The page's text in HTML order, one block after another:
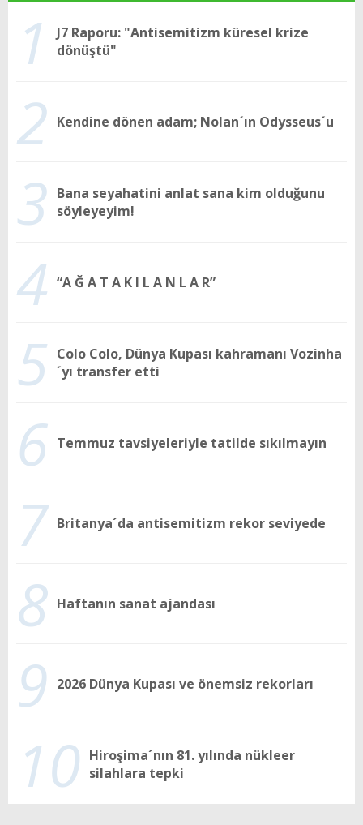
1
J7 Raporu: "Antisemitizm küresel krize
dönüştü"
2 Kendine dönen adam; Nolan´ın Odysseus´u
3 Bana seyahatini anlat sana kim olduğunu
söyleyeyim!
4 “A Ğ A T A K I L A N L A R”
5 Colo Colo, Dünya Kupası kahramanı Vozinha
´yı transfer etti
6 Temmuz tavsiyeleriyle tatilde sıkılmayın
7 Britanya´da antisemitizm rekor seviyede
8 Haftanın sanat ajandası
9 2026 Dünya Kupası ve önemsiz rekorları
10 Hiroşima´nın 81. yılında nükleer
silahlara tepki